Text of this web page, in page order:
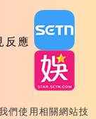
反應
們使用相關網站技